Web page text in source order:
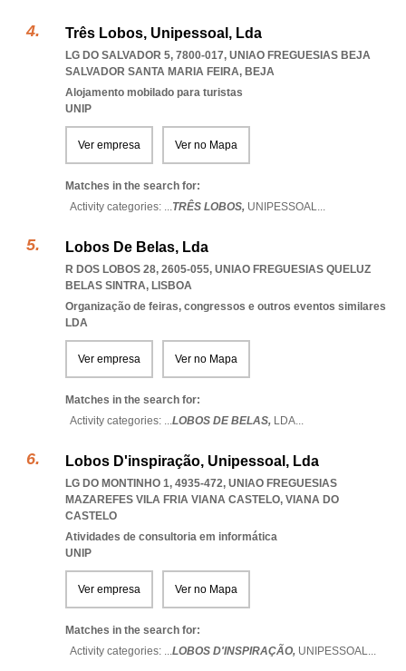
Três Lobos, Unipessoal, Lda
LG DO SALVADOR 5, 7800-017, UNIAO FREGUESIAS BEJA
SALVADOR SANTA MARIA FEIRA, BEJA
Alojamento mobilado para turistas
UNIP
Ver empresa Ver no Mapa
Matches in the search for:
Activity categories: ...TRÊS LOBOS, UNIPESSOAL...
Lobos De Belas, Lda
R DOS LOBOS 28, 2605-055, UNIAO FREGUESIAS QUELUZ
BELAS SINTRA, LISBOA
Organização de feiras, congressos e outros eventos similares
LDA
Ver empresa Ver no Mapa
Matches in the search for:
Activity categories: ...LOBOS DE BELAS, LDA...
Lobos D'inspiração, Unipessoal, Lda
LG DO MONTINHO 1, 4935-472, UNIAO FREGUESIAS
MAZAREFES VILA FRIA VIANA CASTELO, VIANA DO
CASTELO
Atividades de consultoria em informática
UNIP
Ver empresa Ver no Mapa
Matches in the search for:
Activity categories: ...LOBOS D'INSPIRAÇÃO, UNIPESSOAL...